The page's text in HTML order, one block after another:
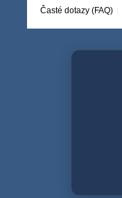
Časté dotazy (FAQ)